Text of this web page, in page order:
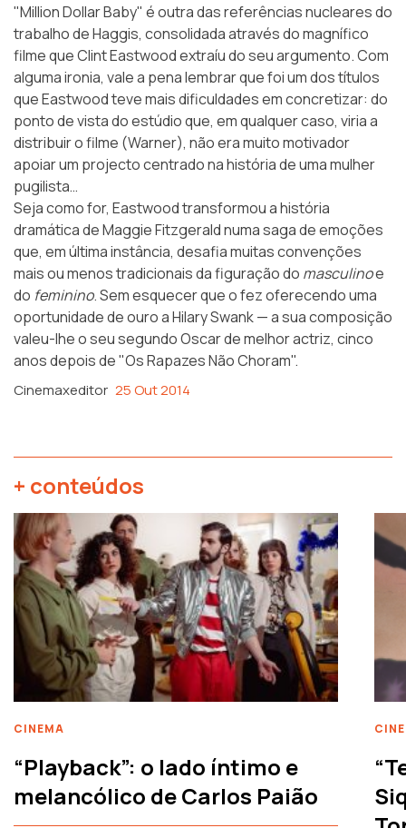
"Million Dollar Baby" é outra das referências nucleares do
trabalho de Haggis, consolidada através do magnífico
filme que Clint Eastwood extraíu do seu argumento. Com
alguma ironia, vale a pena lembrar que foi um dos títulos
que Eastwood teve mais dificuldades em concretizar: do
ponto de vista do estúdio que, em qualquer caso, viria a
distribuir o filme (Warner), não era muito motivador
apoiar um projecto centrado na história de uma mulher
pugilista…
Seja como for, Eastwood transformou a história
dramática de Maggie Fitzgerald numa saga de emoções
que, em última instância, desafia muitas convenções
mais ou menos tradicionais da figuração do masculinoe
do feminino. Sem esquecer que o fez oferecendo uma
oportunidade de ouro a Hilary Swank — a sua composição
valeu-lhe o seu segundo Oscar de melhor actriz, cinco
anos depois de "Os Rapazes Não Choram".
Cinemaxeditor 25 Out 2014
+ conteúdos
CINEMA
“Playback”: o lado íntimo e
melancólico de Carlos Paião